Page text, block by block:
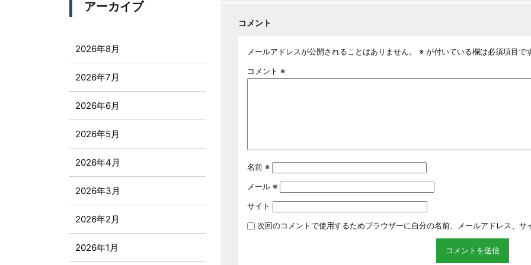
コメント
メールアドレスが公開されることはありません。 ※ が付いている欄は必須項目で
コメント ※
名前 ※
メール ※
サイト
次回のコメントで使用するためブラウザーに自分の名前、メールアドレス、サ
アーカイブ
2026年8月
2026年7月
2026年6月
2026年5月
2026年4月
2026年3月
2026年2月
2026年1月